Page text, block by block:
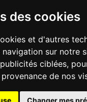
des cookies
et d'autres
sur notre
ciblées,
de nos
Changer mes
01 45 13 14 59 Mail.